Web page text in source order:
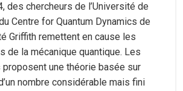
des chercheurs de l’Université de
Centre for Quantum Dynamics de
Griffith remettent en cause les
de la mécanique quantique. Les
proposent une théorie basée sur
nombre considérable mais fini